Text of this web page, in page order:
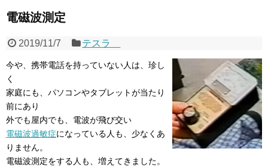
電磁波測定
2019/11/7 テスラ
今や、携帯電話を持っていない人は、珍し
く
家庭にも、パソコンやタブレットが当たり
前にあり
外でも屋内でも、電波が飛び交い
電磁波過敏症になっている人も、少なくあ
りません。
電磁波測定をする人も、増えてきました。